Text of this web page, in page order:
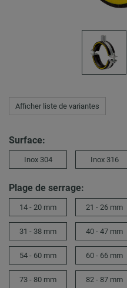
Afficher liste de variantes
Surface:
Inox 304 Inox 316
Plage de serrage:
14 - 20 mm 21 - 26 mm
31 - 38 mm 40 - 47 mm
54 - 60 mm 60 - 66 mm
73 - 80 mm 82 - 87 mm